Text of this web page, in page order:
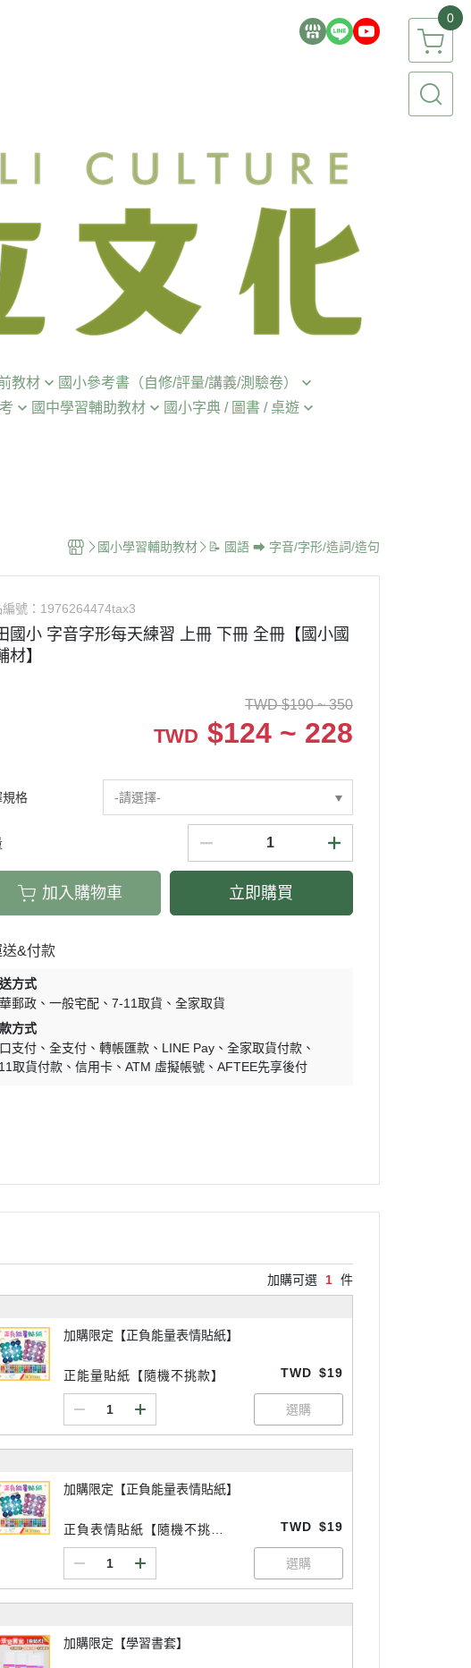
0
教材 國小參考書（自修/評量/講義/測驗卷）
國中學習輔助教材 國小字典 / 圖書 / 桌遊
國小學習輔助教材 📝 國語 ➡ 字音/字形/造詞/造句
號： 1976264474tax3
國小 字音字形每天練習 上冊 下冊 全冊【國小國
材】
TWD $190 ~ 350
TWD $124 ~ 228
規格 -請選擇-
加入購物車 立即購買
送&付款
方式
郵政
一般宅配 7-11取貨
全家取貨
方式
支付
全支付 轉帳匯款 LINE Pay
全家取貨付款
取貨付款
信用卡 ATM 虛擬帳號 AFTEE先享後付
加購可選 1 件
加購限定【正負能量表情貼紙】
正能量貼紙【隨機不挑款】 TWD $19
加購限定【正負能量表情貼紙】
正負表情貼紙【隨機不挑
TWD $19
加購限定【學習書套】